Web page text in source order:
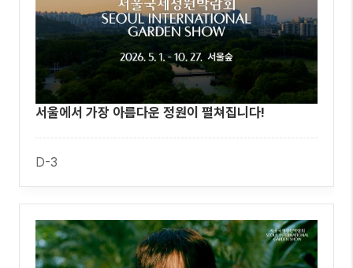
서울에서 가장 아름다운 정원이 펼쳐집니다!
D-3